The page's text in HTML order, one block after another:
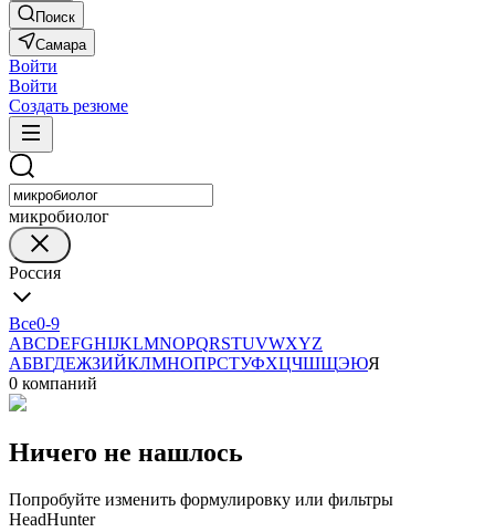
Поиск
Самара
Войти
Войти
Создать резюме
микробиолог
Россия
Все0-9
ABCDEFGHIJKLMNOPQRSTUVWXYZ
АБВГДЕЖЗИЙКЛМНОПРСТУФХЦЧШЩЭЮЯ
0 компаний
Ничего не нашлось
Попробуйте изменить формулировку или фильтры
HeadHunter